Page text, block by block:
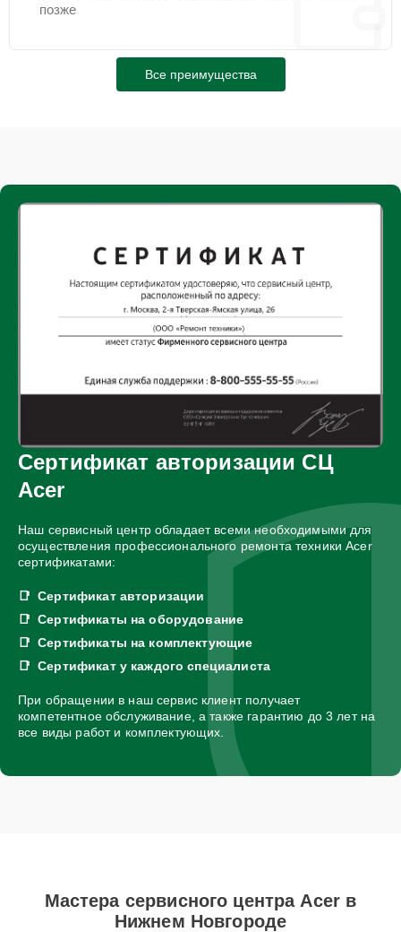
позже
Все преимущества
Сертификат авторизации СЦ
Acer
Наш сервисный центр обладает всеми необходимыми для
осуществления профессионального ремонта техники Acer
сертификатами:
Сертификат авторизации
Сертификаты на оборудование
Сертификаты на комплектующие
Сертификат у каждого специалиста
При обращении в наш сервис клиент получает
компетентное обслуживание, а также гарантию до 3 лет на
все виды работ и комплектующих.
Мастера сервисного центра Acer в
Нижнем Новгороде